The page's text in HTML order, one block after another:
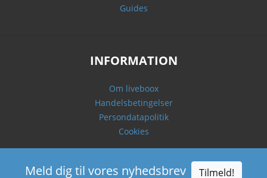
Guides
INFORMATION
Om liveboox
Handelsbetingelser
Persondatapolitik
Cookies
Meld dig til vores nyhedsbrev Tilmeld!